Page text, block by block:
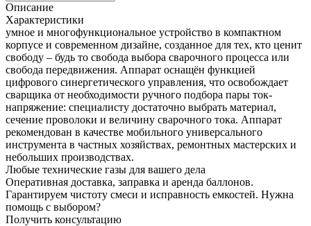
Описание
Характеристики
умное и многофункциональное устройство в компактном
корпусе и современном дизайне, созданное для тех, кто ценит
свободу – будь то свобода выбора сварочного процесса или
свобода передвижения. Аппарат оснащён функцией
цифрового синергетического управления, что освобождает
сварщика от необходимости ручного подбора пары ток-
напряжение: специалисту достаточно выбрать материал,
сечение проволоки и величину сварочного тока. Аппарат
рекомендован в качестве мобильного универсального
инструмента в частных хозяйствах, ремонтных мастерских и
небольших производствах.
Любые технические газы для вашего дела
Оперативная доставка, заправка и аренда баллонов.
Гарантируем чистоту смеси и исправность емкостей. Нужна
помощь с выбором?
Получить консультацию